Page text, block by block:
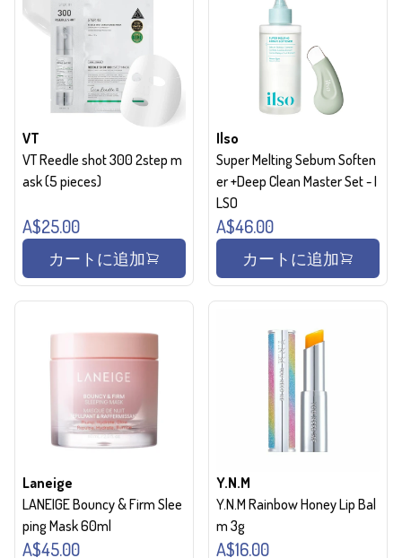
VT
VT Reedle shot 300 2step m
ask (5 pieces)
A$25.00
カートに追加
Ilso
Super Melting Sebum Soften
er +Deep Clean Master Set - I
LSO
A$46.00
カートに追加
Laneige
LANEIGE Bouncy & Firm Slee
ping Mask 60ml
A$45.00
Y.N.M
Y.N.M Rainbow Honey Lip Bal
m 3g
A$16.00